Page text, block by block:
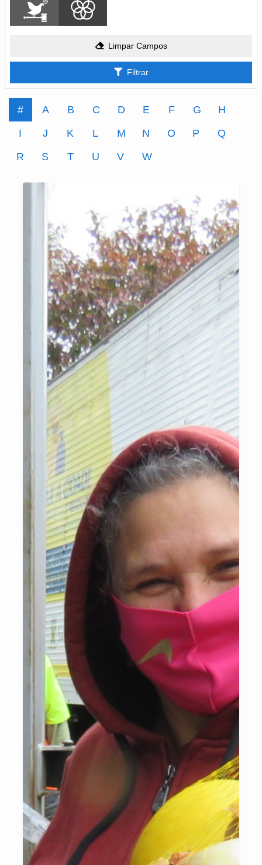
Limpar Campos
Filtrar
# A B C D E F G
H
I
J K L M N O P
Q
R
S T U V W